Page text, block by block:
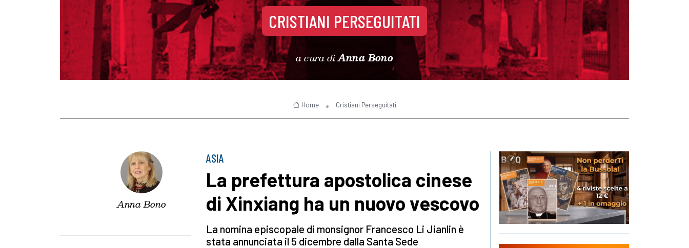
CRISTIANI PERSEGUITATI
a cura diAnna Bono
Home Cristiani Perseguitati
Anna Bono
ASIA
La prefettura apostolica cinese
di Xinxiang ha un nuovo vescovo
La nomina episcopale di monsignor Francesco Li Jianlin è
stata annunciata il 5 dicembre dalla Santa Sede